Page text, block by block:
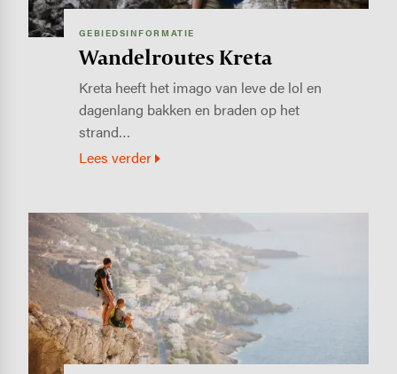
GEBIEDSINFORMATIE
Wandelroutes Kreta
Kreta heeft het imago van leve de lol en
dagenlang bakken en braden op het
strand…
Lees verder
Image